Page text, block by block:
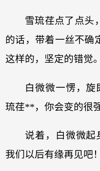
雪琉荏点了点头
的话，带着一丝不确
这样的，坚定的错觉。
白微微一愣，旋
琉荏**，你会变的很
说着，白微微起
我们以后有缘再见吧！